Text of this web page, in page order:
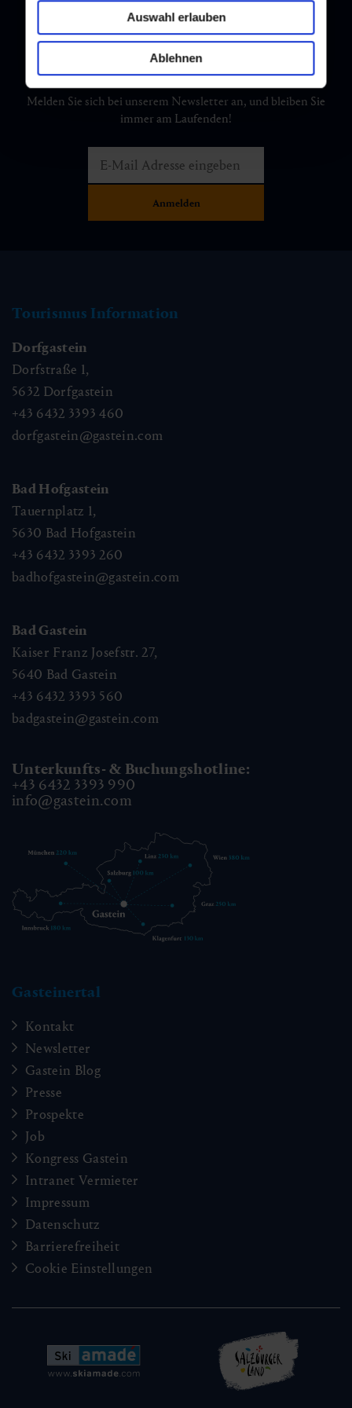
Auswahl erlauben
Ablehnen
Newsletter
Melden Sie sich bei unserem Newsletter an, und bleiben Sie
immer am Laufenden!
Tourismus Information
Dorfgastein
Dorfstraße 1,
5632 Dorfgastein
+43 6432 3393 460
dorfgastein@gastein.com
Bad Hofgastein
Tauernplatz 1,
5630 Bad Hofgastein
+43 6432 3393 260
badhofgastein@gastein.com
Bad Gastein
Kaiser Franz Josefstr. 27,
5640 Bad Gastein
+43 6432 3393 560
badgastein@gastein.com
Unterkunfts- & Buchungshotline:
+43 6432 3393 990
info@gastein.com
Gasteinertal
Kontakt
Newsletter
Gastein Blog
Presse
Prospekte
Job
Kongress Gastein
Intranet Vermieter
Impressum
Datenschutz
Barrierefreiheit
Cookie Einstellungen